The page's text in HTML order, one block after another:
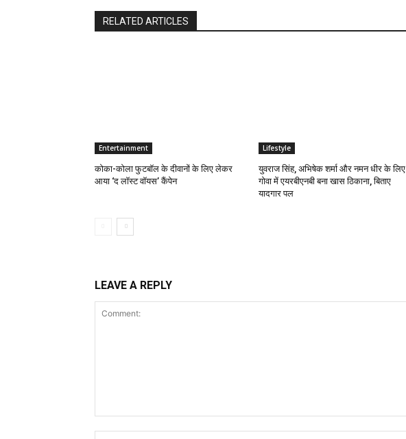
RELATED ARTICLES
Entertainment
कोका-कोला फुटबॉल के दीवानों के लिए लेकर
आया ‘द लॉस्‍ट वॉयस’ कैंपेन
Lifestyle
युवराज सिंह, अभिषेक शर्मा और नमन धीर के लिए
गोवा में एयरबीएनबी बना खास ठिकाना, बिताए
यादगार पल
LEAVE A REPLY